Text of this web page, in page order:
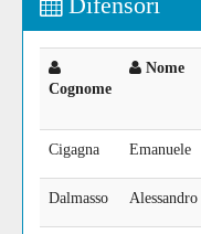
Cognome
Nome
Cigagna Emanuele
Dalmasso Alessandro